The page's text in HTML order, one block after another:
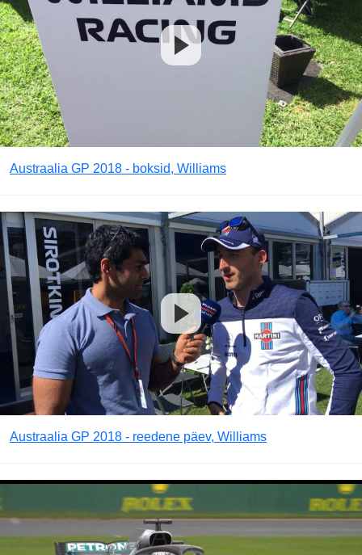
Austraalia GP 2018 - boksid, Williams
Austraalia GP 2018 - reedene päev, Williams